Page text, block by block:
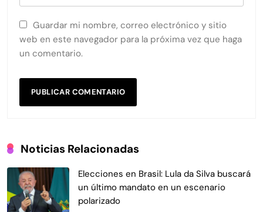
Guardar mi nombre, correo electrónico y sitio
web en este navegador para la próxima vez que haga
un comentario.
Noticias Relacionadas
Elecciones en Brasil: Lula da Silva buscará
un último mandato en un escenario
polarizado